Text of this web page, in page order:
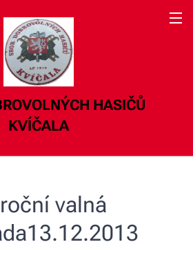
HASIČŮ
KVÍČALA
valná